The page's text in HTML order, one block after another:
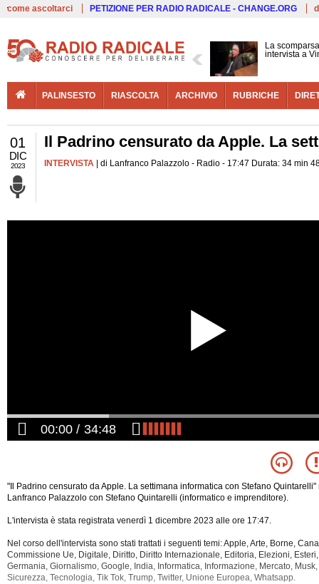
come ascoltarci PETIZIONE PER RADIO RADICALE - CHANGE.ORG
La
intervista a
PALINSESTO RIASCOLTA ARCHIVIO RUBRICHE
01
DIC
2023
Il Padrino censurato da Apple. La
INTERVISTA | di Lanfranco Palazzolo - Radio - 17:47 Durata: 34 min
00:00 34:48
"Il Padrino censurato da Apple. La settimana informatica con Stefano
Lanfranco Palazzolo con Stefano Quintarelli (informatico e imprenditore).
L'intervista è stata registrata venerdì 1 dicembre 2023 alle ore 17:47.
Nel corso dell'intervista sono stati trattati i seguenti temi: Apple, Arte, Borne,
Commissione Ue, Digitale, Diritto, Diritto Internazionale, Editoria, Elezioni,
Germania, Giornalismo, Google, India, Informatica, Informazione, Mercato,
Sicurezza, Tecnologia, Tik Tok, Trump, Twitter, Unione Europea, Whatsapp.